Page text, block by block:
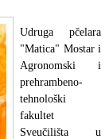
Udruga pčelara
"Matica" Mostar i
Agronomski i
prehrambeno-
tehnološki
fakultet
Sveučilišta u